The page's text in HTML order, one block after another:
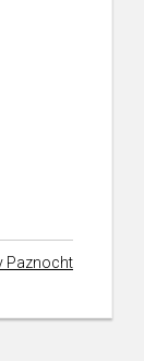
Paznocht